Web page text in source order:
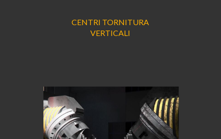
CENTRI TORNITURA
VERTICALI